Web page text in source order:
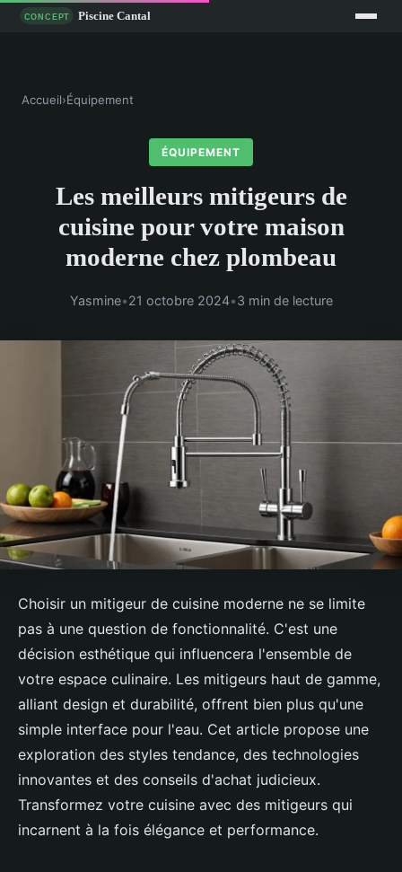
Accueil›Équipement
ÉQUIPEMENT
Les meilleurs mitigeurs de
cuisine pour votre maison
moderne chez plombeau
Yasmine•21 octobre 2024•3 min de lecture
Choisir un mitigeur de cuisine moderne ne se limite
pas à une question de fonctionnalité. C'est une
décision esthétique qui influencera l'ensemble de
votre espace culinaire. Les mitigeurs haut de gamme,
alliant design et durabilité, offrent bien plus qu'une
simple interface pour l'eau. Cet article propose une
exploration des styles tendance, des technologies
innovantes et des conseils d'achat judicieux.
Transformez votre cuisine avec des mitigeurs qui
incarnent à la fois élégance et performance.